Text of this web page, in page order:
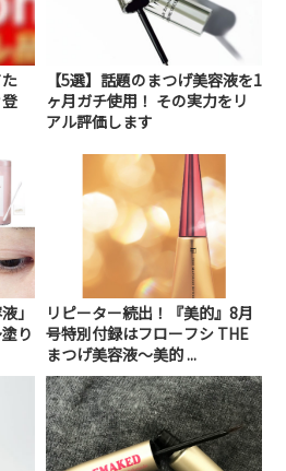
【5選】話題のまつげ美容液を1
ヶ月ガチ使用！ その実力をリ
アル評価します
」
り
リピーター続出！『美的』8月
号特別付録はフローフシ THE
まつげ美容液～美的 ...